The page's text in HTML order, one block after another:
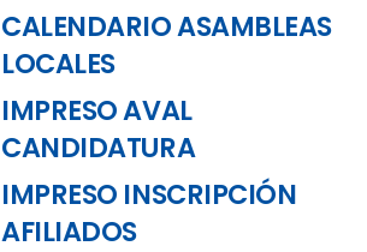
CALENDARIO ASAMBLEAS
LOCALES
IMPRESO AVAL
CANDIDATURA
IMPRESO INSCRIPCIÓN
AFILIADOS